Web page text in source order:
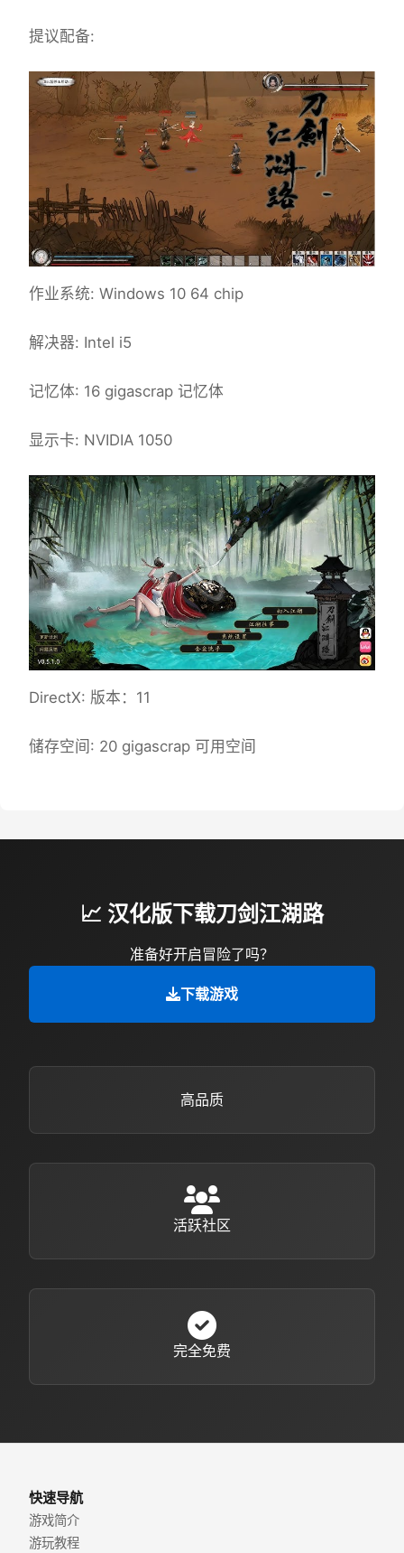
提议配备:
作业系统: Windows 10 64 chip
解决器: Intel i5
记忆体: 16 gigascrap 记忆体
显示卡: NVIDIA 1050
DirectX: 版本：11
储存空间: 20 gigascrap 可用空间
📈 汉化版下载刀剑江湖路
准备好开启冒险了吗？
下载游戏
高品质
活跃社区
完全免费
快速导航
游戏简介
游玩教程